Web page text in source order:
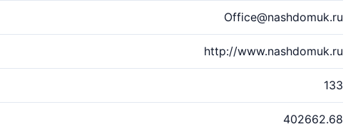
Office@nashdomuk.ru
http://www.nashdomuk.ru
133
402662.68